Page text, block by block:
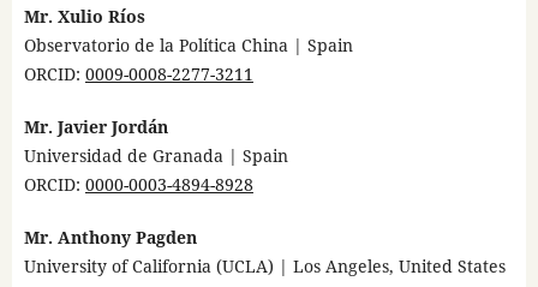
Mr. Xulio Ríos
Observatorio de la Política China | Spain
ORCID: 0009-0008-2277-3211
Mr. Javier Jordán
Universidad de Granada | Spain
ORCID: 0000-0003-4894-8928
Mr. Anthony Pagden
University of California (UCLA) | Los Angeles, United States